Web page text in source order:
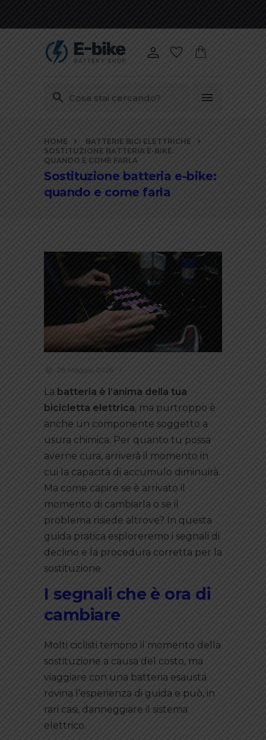
contenuti
HOME
BATTERIE BICI ELETTRICHE
SOSTITUZIONE BATTERIA E-BIKE:
QUANDO E COME FARLA
Sostituzione batteria e-bike:
quando e come farla
28 Maggio 2026
La batteria è l’anima della tua
bicicletta elettrica, ma purtroppo è
anche un componente soggetto a
usura chimica. Per quanto tu possa
averne cura, arriverà il momento in
cui la capacità di accumulo diminuirà.
Ma come capire se è arrivato il
momento di cambiarla o se il
problema risiede altrove? In questa
guida pratica esploreremo i segnali di
declino e la procedura corretta per la
sostituzione.
I segnali che è ora di
cambiare
Molti ciclisti temono il momento della
sostituzione a causa del costo, ma
viaggiare con una batteria esausta
rovina l’esperienza di guida e può, in
rari casi, danneggiare il sistema
elettrico.